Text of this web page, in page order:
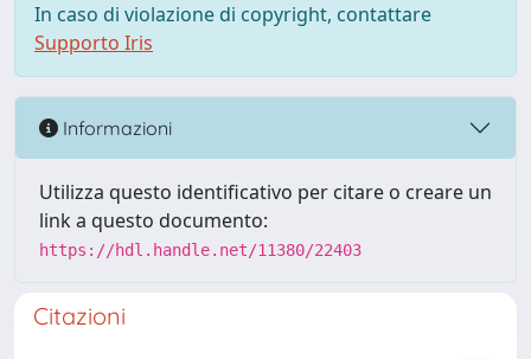
In caso di violazione di copyright, contattare
Supporto Iris
Informazioni
Utilizza questo identificativo per citare o creare un
link a questo documento:
https://hdl.handle.net/11380/22403
Citazioni